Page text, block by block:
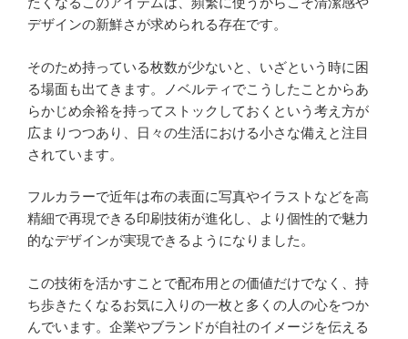
デザインの新鮮さが求められる存在です。
そのため持っている枚数が少ないと、いざという時に困
る場面も出てきます。ノベルティでこうしたことからあ
らかじめ余裕を持ってストックしておくという考え方が
広まりつつあり、日々の生活における小さな備えと注目
されています。
フルカラーで近年は布の表面に写真やイラストなどを高
精細で再現できる印刷技術が進化し、より個性的で魅力
的なデザインが実現できるようになりました。
この技術を活かすことで配布用との価値だけでなく、持
ち歩きたくなるお気に入りの一枚と多くの人の心をつか
んでいます。企業やブランドが自社のイメージを伝える